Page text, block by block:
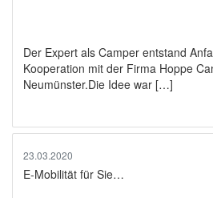
Der Expert als Camper entstand
Kooperation mit der Firma Hoppe
Neumünster.Die Idee war […]
23.03.2020
E-Mobilität für Sie…